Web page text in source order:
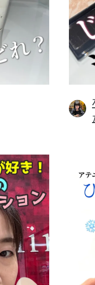
アップ
品／サプ
ション